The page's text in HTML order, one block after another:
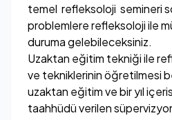
temel refleksoloji semineri
problemlere refleksoloji ile
duruma gelebileceksiniz.
Uzaktan eğitim tekniği ile
ve tekniklerinin öğretilmesi
uzaktan eğitim ve bir yıl
taahhüdü verilen